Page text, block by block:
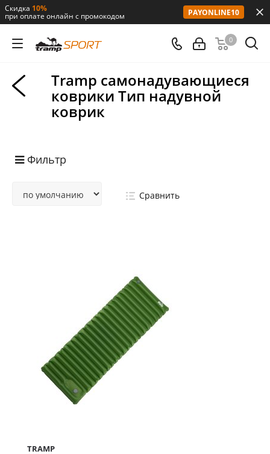
Скидка 10%
при оплате онлайн с промокодом PAYONLINE10
0
Tramp самонадувающиеся
коврики Тип надувной
коврик
Фильтр
Сравнить
TRAMP